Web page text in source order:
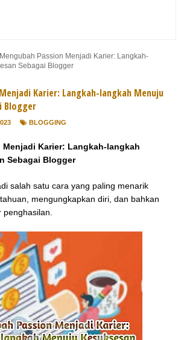
Mengubah Passion Menjadi Karier: Langkah-
Sebagai Blogger
Karier: Langkah-langkah Menuju
Blogger
BLOGGING
Menjadi Karier: Langkah-langkah
Sebagai Blogger
salah satu cara yang paling menarik
mengungkapkan diri, dan bahkan
penghasilan.